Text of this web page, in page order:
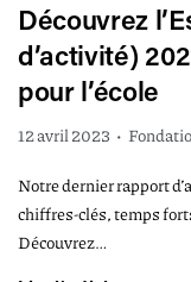
Découvrez
d’activité)
pour l’école
12 avril 2023 •
Notre dernier rapport
chiffres-clés, temps
Découvrez…